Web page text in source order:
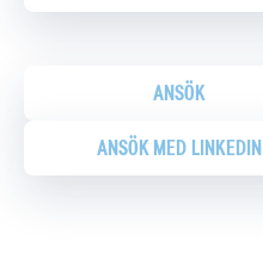
ANSÖK
ANSÖK MED LINKEDIN